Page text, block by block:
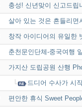
충성! 신년맞이 신고드립
살아 있는 것은 흔들리면
창작 아이디어의 유일한
춘천문인단체-중국여행
가지산 도립공원 산행
드디어 수사가 시
편안한 휴식 Sweet